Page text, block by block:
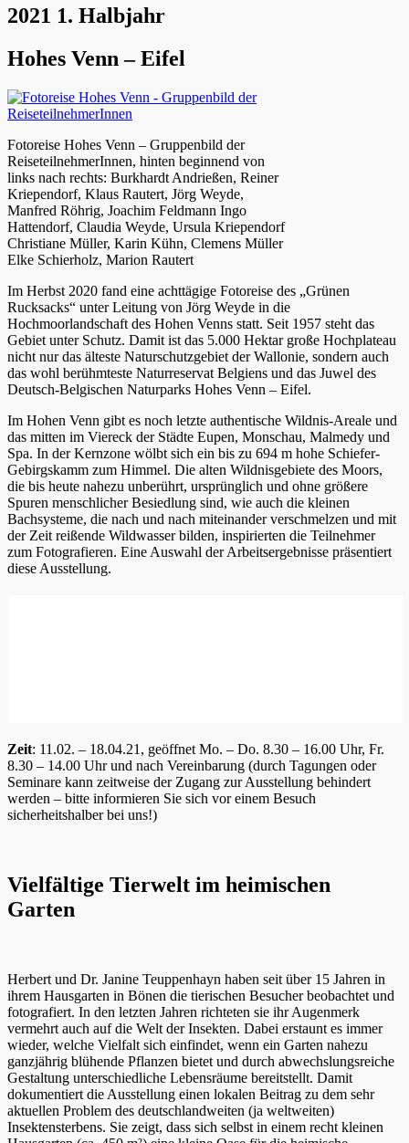
2021 1. Halbjahr
Hohes Venn – Eifel
Fotoreise Hohes Venn – Gruppenbild der
ReiseteilnehmerInnen, hinten beginnend von
links nach rechts: Burkhardt Andrießen, Reiner
Kriependorf, Klaus Rautert, Jörg Weyde,
Manfred Röhrig, Joachim Feldmann Ingo
Hattendorf, Claudia Weyde, Ursula Kriependorf
Christiane Müller, Karin Kühn, Clemens Müller
Elke Schierholz, Marion Rautert
Im Herbst 2020 fand eine achttägige Fotoreise des „Grünen
Rucksacks“ unter Leitung von Jörg Weyde in die
Hochmoorlandschaft des Hohen Venns statt. Seit 1957 steht das
Gebiet unter Schutz. Damit ist das 5.000 Hektar große Hochplateau
nicht nur das älteste Naturschutzgebiet der Wallonie, sondern auch
das wohl berühmteste Naturreservat Belgiens und das Juwel des
Deutsch-Belgischen Naturparks Hohes Venn – Eifel.
Im Hohen Venn gibt es noch letzte authentische Wildnis-Areale und
das mitten im Viereck der Städte Eupen, Monschau, Malmedy und
Spa. In der Kernzone wölbt sich ein bis zu 694 m hohe Schiefer-
Gebirgskamm zum Himmel. Die alten Wildnisgebiete des Moors,
die bis heute nahezu unberührt, ursprünglich und ohne größere
Spuren menschlicher Besiedlung sind, wie auch die kleinen
Bachsysteme, die nach und nach miteinander verschmelzen und mit
der Zeit reißende Wildwasser bilden, inspirierten die Teilnehmer
zum Fotografieren. Eine Auswahl der Arbeitsergebnisse präsentiert
diese Ausstellung.
Zeit: 11.02. – 18.04.21, geöffnet Mo. – Do. 8.30 – 16.00 Uhr, Fr.
8.30 – 14.00 Uhr und nach Vereinbarung (durch Tagungen oder
Seminare kann zeitweise der Zugang zur Ausstellung behindert
werden – bitte informieren Sie sich vor einem Besuch
sicherheitshalber bei uns!)
Vielfältige Tierwelt im heimischen
Garten
Herbert und Dr. Janine Teuppenhayn haben seit über 15 Jahren in
ihrem Hausgarten in Bönen die tierischen Besucher beobachtet und
fotografiert. In den letzten Jahren richteten sie ihr Augenmerk
vermehrt auch auf die Welt der Insekten. Dabei erstaunt es immer
wieder, welche Vielfalt sich einfindet, wenn ein Garten nahezu
ganzjährig blühende Pflanzen bietet und durch abwechslungsreiche
Gestaltung unterschiedliche Lebensräume bereitstellt. Damit
dokumentiert die Ausstellung einen lokalen Beitrag zu dem sehr
aktuellen Problem des deutschlandweiten (ja weltweiten)
Insektensterbens. Sie zeigt, dass sich selbst in einem recht kleinen